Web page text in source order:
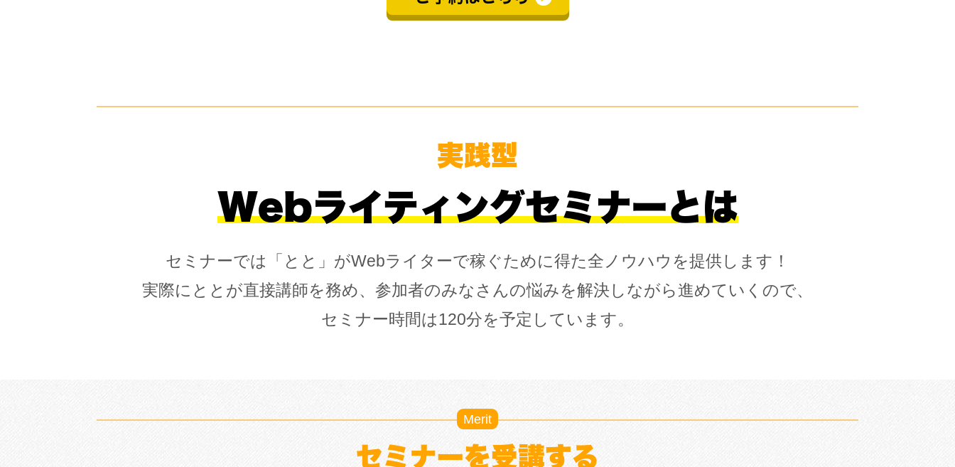
実践型
Webライティングセミナーとは
セミナーでは「とと」がWebライターで稼ぐために得た全ノウハウを提供します！
実際にととが直接講師を務め、参加者のみなさんの悩みを解決しながら進めていくので、
セミナー時間は120分を予定しています。
Merit
セミナーを受講する